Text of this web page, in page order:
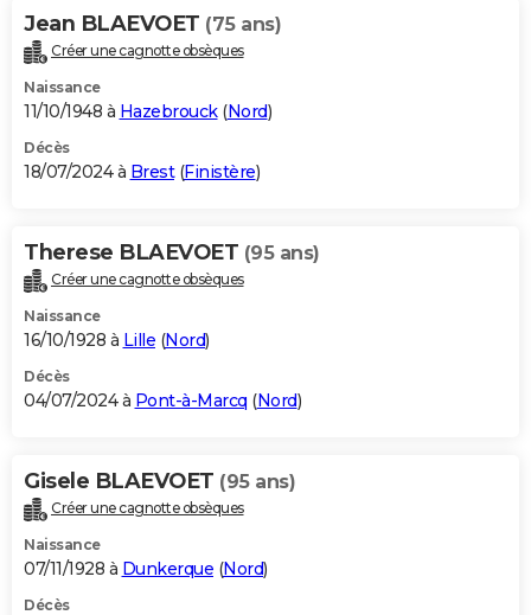
Jean BLAEVOET (75 ans)
Créer une cagnotte obsèques
Naissance
11/10/1948 à Hazebrouck(Nord)
Décès
18/07/2024 à Brest(Finistère)
Therese BLAEVOET (95 ans)
Créer une cagnotte obsèques
Naissance
16/10/1928 à Lille (Nord)
Décès
04/07/2024 à Pont-à-Marcq (Nord)
Gisele BLAEVOET (95 ans)
Créer une cagnotte obsèques
Naissance
07/11/1928 à Dunkerque (Nord)
Décès